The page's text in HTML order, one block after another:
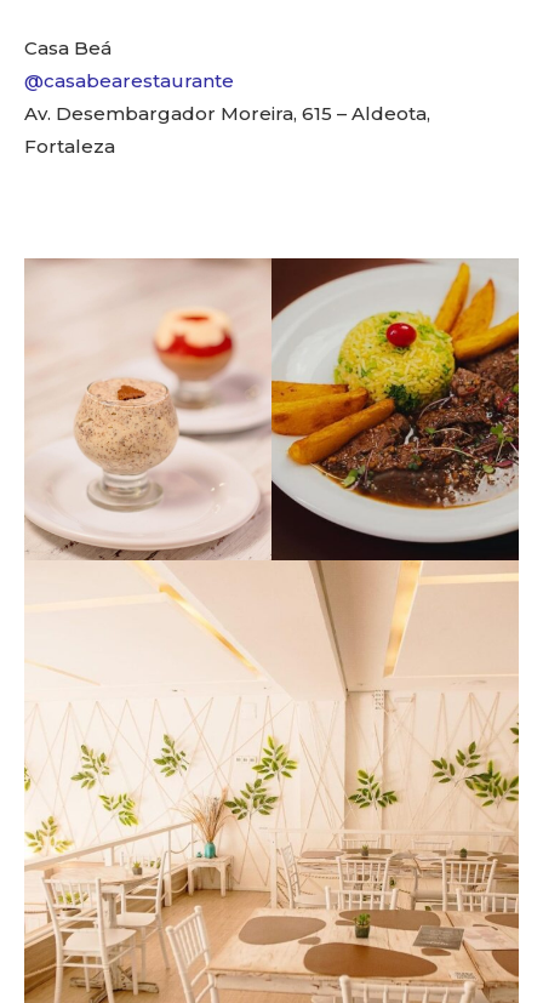
Casa Beá
@casabearestaurante
Av. Desembargador Moreira, 615 – Aldeota,
Fortaleza